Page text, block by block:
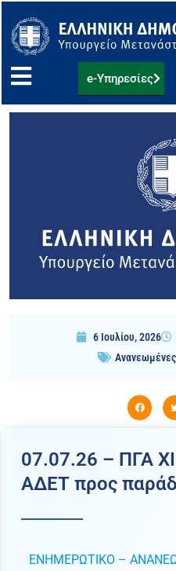
στο
περιεχόμενο
e-Υπηρεσίες
6 Ιουλίου, 2026
07.07.26 – ΠΓΑ
ΑΔΕΤ προς
ΕΝΗΜΕΡΩΤΙΚΟ –